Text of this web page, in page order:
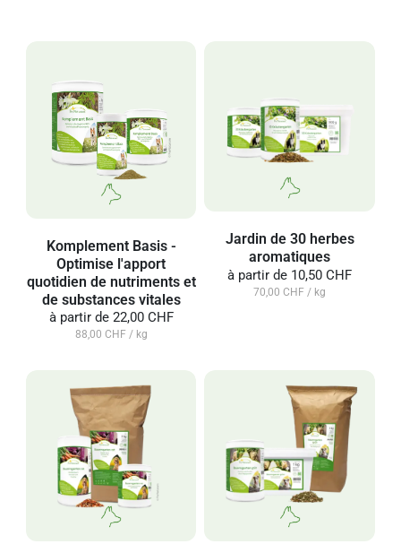
Komplement Basis -
Optimise l'apport
quotidien de nutriments et
de substances vitales
à partir de22,00 CHF
88,00 CHF / kg
Jardin de 30 herbes
aromatiques
à partir de 10,50 CHF
70,00 CHF / kg